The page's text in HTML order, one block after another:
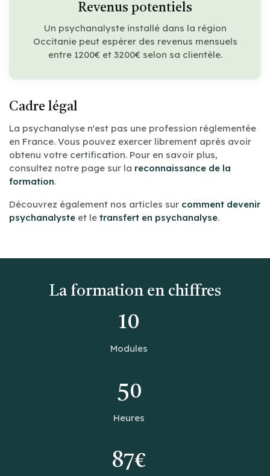
Revenus potentiels
Un psychanalyste installé dans la région
Occitanie peut espérer des revenus mensuels
entre 1200€ et 3200€ selon sa clientèle.
Cadre légal
La psychanalyse n'est pas une profession réglementée
en France. Vous pouvez exercer librement après avoir
obtenu votre certification. Pour en savoir plus,
consultez notre page sur la reconnaissance de la
formation.
Découvrez également nos articles sur comment devenir
psychanalyste et le transfert en psychanalyse.
La formation en chiffres
10
Modules
50
Heures
87€